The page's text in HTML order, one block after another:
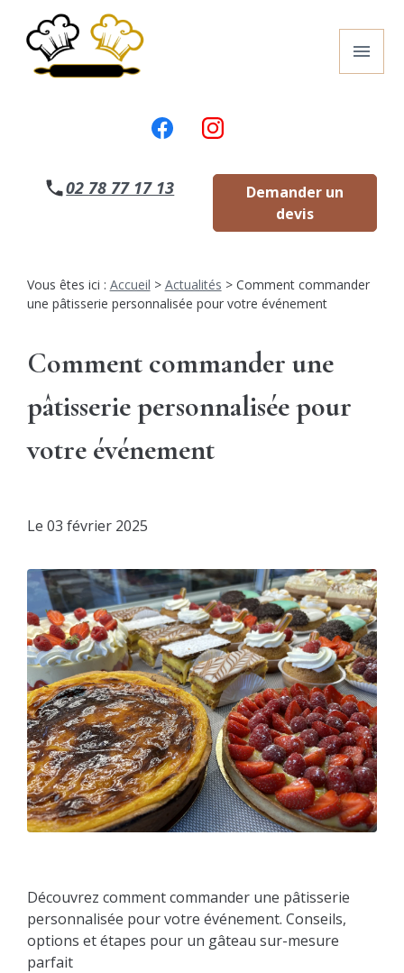
menu
02 78 77 17 13
Demander un
devis
Vous êtes ici : Accueil > Actualités > Comment commander
une pâtisserie personnalisée pour votre événement
Comment commander une
pâtisserie personnalisée pour
votre événement
Le 03 février 2025
Découvrez comment commander une pâtisserie
personnalisée pour votre événement. Conseils,
options et étapes pour un gâteau sur-mesure
parfait
Panneau de gestion des cookies